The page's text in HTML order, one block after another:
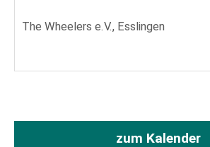
The Wheelers e.V., Esslingen
zum Kalender